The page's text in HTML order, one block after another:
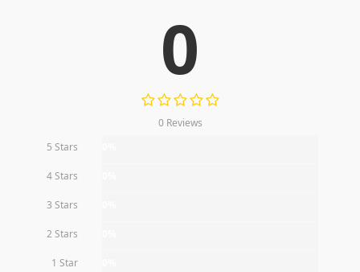
0
0 Reviews
5 Stars
4 Stars
3 Stars
2 Stars
1 Star